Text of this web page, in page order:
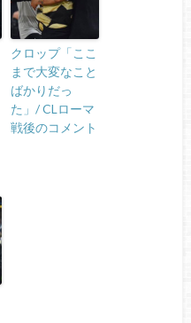
クロップ「ここ
まで大変なこと
ばかりだっ
た」/ CLローマ
戦後のコメント